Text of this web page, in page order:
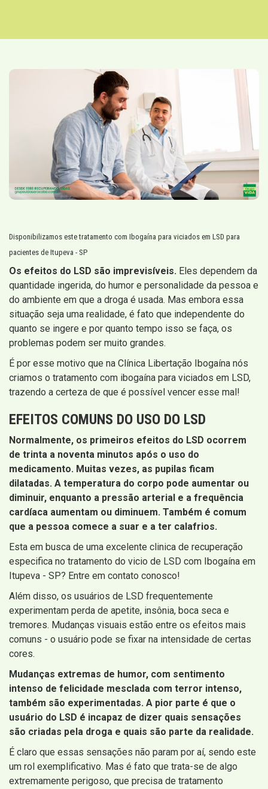
Disponibilizamos este tratamento com Ibogaína para viciados em LSD para
pacientes de Itupeva - SP
Os efeitos do LSD são imprevisíveis. Eles dependem da
quantidade ingerida, do humor e personalidade da pessoa e
do ambiente em que a droga é usada. Mas embora essa
situação seja uma realidade, é fato que independente do
quanto se ingere e por quanto tempo isso se faça, os
problemas podem ser muito grandes.
É por esse motivo que na Clínica Libertação Ibogaína nós
criamos o tratamento com ibogaína para viciados em LSD,
trazendo a certeza de que é possível vencer esse mal!
EFEITOS COMUNS DO USO DO LSD
Normalmente, os primeiros efeitos do LSD ocorrem
de trinta a noventa minutos após o uso do
medicamento. Muitas vezes, as pupilas ficam
dilatadas. A temperatura do corpo pode aumentar ou
diminuir, enquanto a pressão arterial e a frequência
cardíaca aumentam ou diminuem. Também é comum
que a pessoa comece a suar e a ter calafrios.
Esta em busca de uma excelente clinica de recuperação
especifica no tratamento do vicio de LSD com Ibogaína em
Itupeva - SP? Entre em contato conosco!
Além disso, os usuários de LSD frequentemente
experimentam perda de apetite, insônia, boca seca e
tremores. Mudanças visuais estão entre os efeitos mais
comuns - o usuário pode se fixar na intensidade de certas
cores.
Mudanças extremas de humor, com sentimento
intenso de felicidade mesclada com terror intenso,
também são experimentadas. A pior parte é que o
usuário do LSD é incapaz de dizer quais sensações
são criadas pela droga e quais são parte da realidade.
É claro que essas sensações não param por aí, sendo este
um rol exemplificativo. Mas é fato que trata-se de algo
extremamente perigoso, que precisa de tratamento